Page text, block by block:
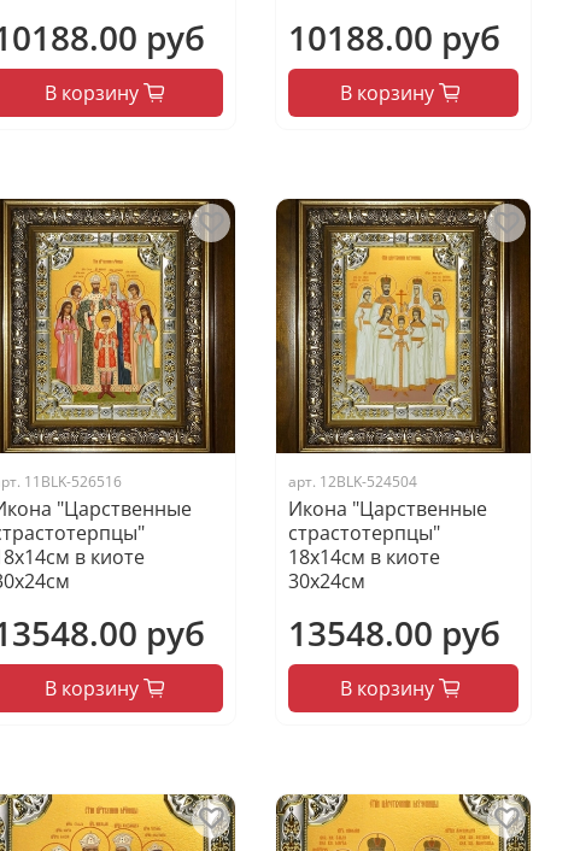
руб
В корзину
10188.00 руб
В корзину
11BLK-526516
"Царственные
в киоте
руб
В корзину
арт. 12BLK-524504
Икона "Царственные
страстотерпцы"
18х14см в киоте
30х24см
13548.00 руб
В корзину